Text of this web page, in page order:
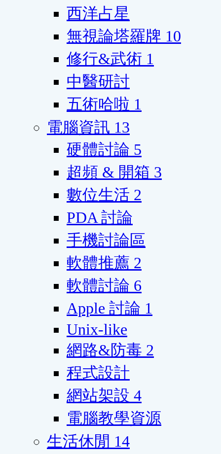
西洋占星
無視論塔羅牌 10
修行&武術 1
中醫研討
五術哈啦 1
電腦資訊 13
硬體討論 5
超頻 & 開箱 3
數位生活 2
PDA 討論
手機討論區
軟體推薦 2
軟體討論 6
Apple 討論 1
Unix-like
網路&防毒 2
程式設計
網站架設 4
電腦教學資源
生活休閒 14